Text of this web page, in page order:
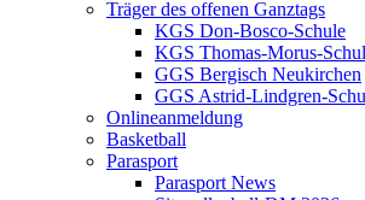
Träger des offenen Ganztags
KGS Don-Bosco-Schule
KGS Thomas-Morus-
GGS Bergisch Neukirchen
GGS Astrid-Lindgren-
Onlineanmeldung
Basketball
Parasport
Parasport News